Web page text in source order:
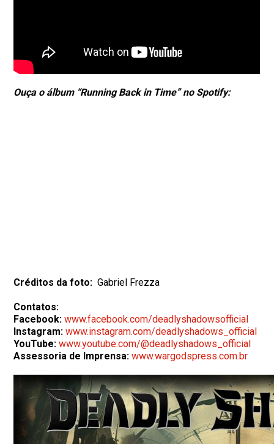
Ouça o álbum “Running Back in Time” no Spotify:
Créditos da foto: Gabriel Frezza
Contatos:
Facebook:www.facebook.com/deadlyshadowsofficial
Instagram:www.instagram.com/deadlyshadows_official
YouTube:www.youtube.com/@deadlyshadows_official
Assessoria de Imprensa:www.wargodspress.com.br